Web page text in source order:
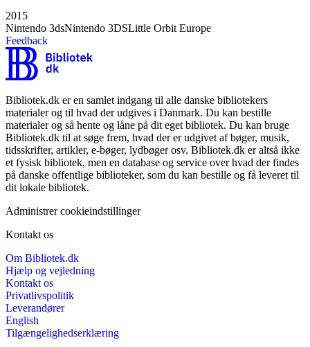
2015
Nintendo 3dsNintendo 3DSLittle Orbit Europe
Feedback
Bibliotek.dk er en samlet indgang til alle danske bibliotekers
materialer og til hvad der udgives i Danmark. Du kan bestille
materialer og så hente og låne på dit eget bibliotek. Du kan bruge
Bibliotek.dk til at søge frem, hvad der er udgivet af bøger, musik,
tidsskrifter, artikler, e-bøger, lydbøger osv. Bibliotek.dk er altså ikke
et fysisk bibliotek, men en database og service over hvad der findes
på danske offentlige biblioteker, som du kan bestille og få leveret til
dit lokale bibliotek.
Administrer cookieindstillinger
Kontakt os
Om Bibliotek.dk
Hjælp og vejledning
Kontakt os
Privatlivspolitik
Leverandører
English
Tilgængelighedserklæring